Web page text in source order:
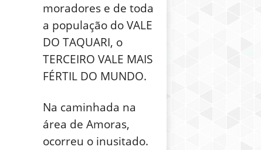
moradores e de toda
a população do VALE
DO TAQUARI, o
TERCEIRO VALE MAIS
FÉRTIL DO MUNDO.
Na caminhada na
área de Amoras,
ocorreu o inusitado.